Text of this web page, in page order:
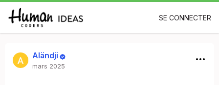
SE CONNECTER
Aländji
mars 2025